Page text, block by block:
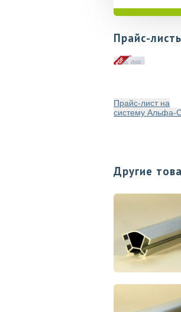
Прайс-
Прайс-лист на
систему Альфа-
Другие